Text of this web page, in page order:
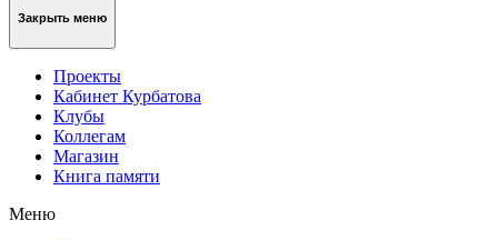
Закрыть меню
Проекты
Кабинет Курбатова
Клубы
Коллегам
Магазин
Книга памяти
Меню